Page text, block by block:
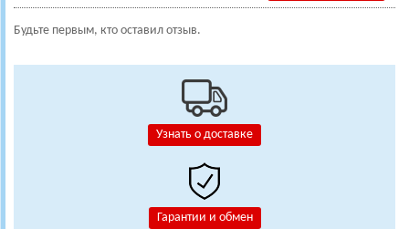
Узнать о доставке
Гарантии и обмен
Будьте первым, кто оставил отзыв.